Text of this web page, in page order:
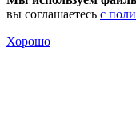
вы соглашаетесь с
Хорошо